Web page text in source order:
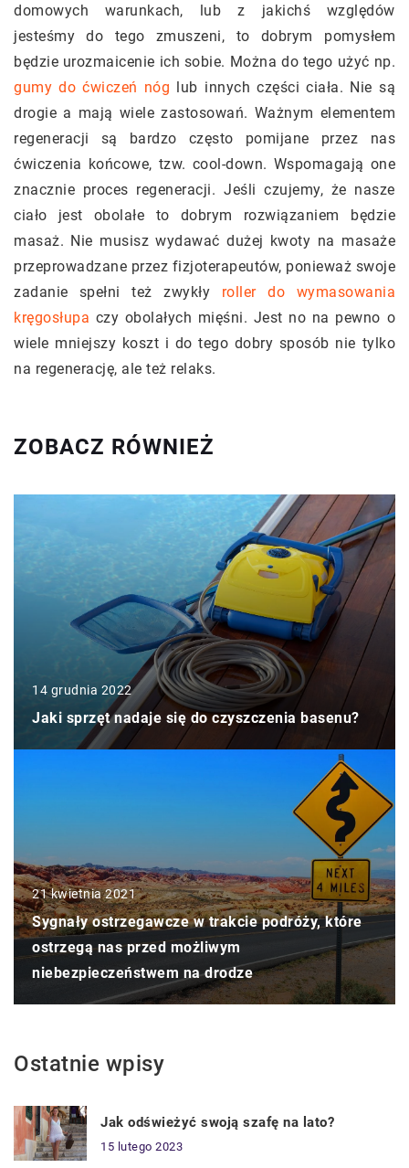
domowych warunkach, lub z jakichś względów
jesteśmy do tego zmuszeni, to dobrym pomysłem
będzie urozmaicenie ich sobie. Można do tego użyć np.
gumy do ćwiczeń nóg lub innych części ciała. Nie są
drogie a mają wiele zastosowań. Ważnym elementem
regeneracji są bardzo często pomijane przez nas
ćwiczenia końcowe, tzw. cool-down. Wspomagają one
znacznie proces regeneracji. Jeśli czujemy, że nasze
ciało jest obolałe to dobrym rozwiązaniem będzie
masaż. Nie musisz wydawać dużej kwoty na masaże
przeprowadzane przez fizjoterapeutów, ponieważ swoje
zadanie spełni też zwykły roller do wymasowania
kręgosłupa czy obolałych mięśni. Jest no na pewno o
wiele mniejszy koszt i do tego dobry sposób nie tylko
na regenerację, ale też relaks.
ZOBACZ RÓWNIEŻ
14 grudnia 2022
Jaki sprzęt nadaje się do czyszczenia basenu?
21 kwietnia 2021
Sygnały ostrzegawcze w trakcie podróży, które
ostrzegą nas przed możliwym
niebezpieczeństwem na drodze
Ostatnie wpisy
Jak odświeżyć swoją szafę na lato?
15 lutego 2023